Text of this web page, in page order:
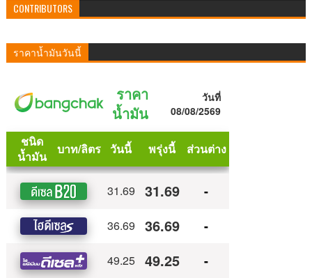
CONTRIBUTORS
ราคาน้ำมันวันนี้